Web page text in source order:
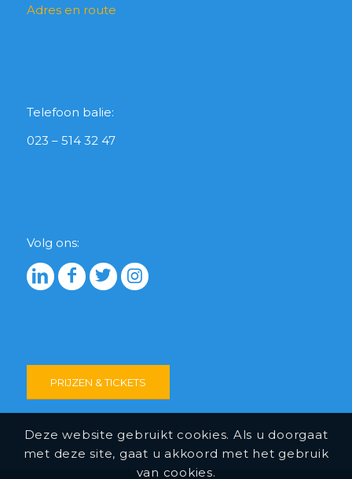
Adres en route
Telefoon balie:
023 – 514 32 47
Volg ons:
PRIJZEN & TICKETS
Deze website gebruikt cookies. Als u doorgaat
met deze site, gaat u akkoord met het gebruik
van cookies.